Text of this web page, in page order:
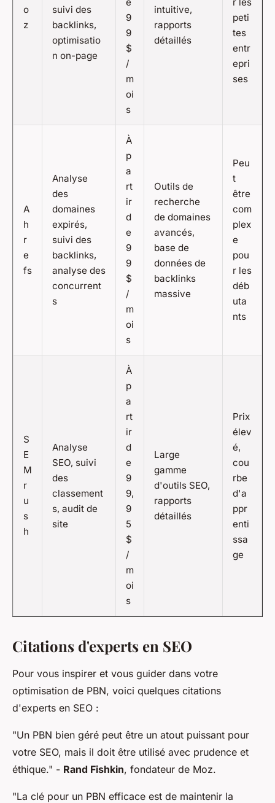
o
z
suivi des
backlinks,
optimisatio
n on-page
9
9
$
/
m
oi
s
intuitive,
rapports
détaillés
peti
tes
entr
epri
ses
A
h
r
e
fs
Analyse
des
domaines
expirés,
suivi des
backlinks,
analyse des
concurrent
s
À
p
a
rt
ir
d
e
9
9
$
/
m
oi
s
Outils de
recherche
de domaines
avancés,
base de
données de
backlinks
massive
Peu
t
être
com
plex
e
pou
r les
déb
uta
nts
S
E
M
r
u
s
h
Analyse
SEO, suivi
des
classement
s, audit de
site
À
p
a
rt
ir
d
e
9
9,
9
5
$
/
m
oi
s
Large
gamme
d'outils SEO,
rapports
détaillés
Prix
élev
é,
cou
rbe
d'a
ppr
enti
ssa
ge
Citations d'experts en SEO
Pour vous inspirer et vous guider dans votre
optimisation de PBN, voici quelques citations
d'experts en SEO :
"Un PBN bien géré peut être un atout puissant pour
votre SEO, mais il doit être utilisé avec prudence et
éthique." - Rand Fishkin, fondateur de Moz.
"La clé pour un PBN efficace est de maintenir la